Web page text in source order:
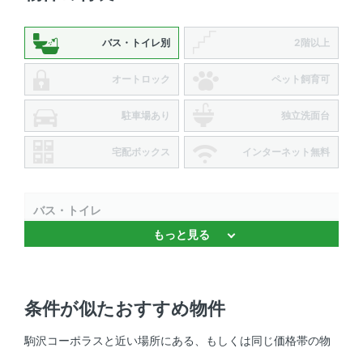
バス・トイレ別 2階以上
オートロック ペット飼育可
駐車場あり 独立洗面台
宅配ボックス インターネット無料
バス・トイレ
バストイレ別 、 温水洗浄便座 、 追焚機能
ガスコンロ対応
もっと見る
条件が似たおすすめ物件
駒沢コーポラスと近い場所にある、もしくは同じ価格帯の物